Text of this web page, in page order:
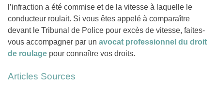
l’infraction a été commise et de la vitesse à laquelle le
conducteur roulait. Si vous êtes appelé à comparaître
devant le Tribunal de Police pour excès de vitesse, faites-
vous accompagner par un avocat professionnel du droit
de roulage pour connaître vos droits.
Articles Sources